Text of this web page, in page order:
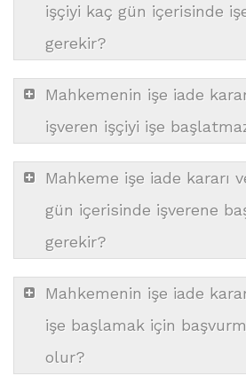
işçiyi kaç gün içerisinde
gerekir?
Mahkemenin işe iade
işveren işçiyi işe
Mahkeme işe iade kararı
gün içerisinde işverene
gerekir?
Mahkemenin işe iade
işe başlamak için
olur?